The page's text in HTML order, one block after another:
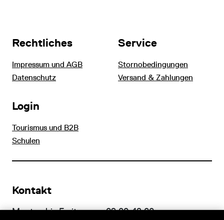
Rechtliches
Impressum und AGB
Datenschutz
Service
Stornobedingungen
Versand & Zahlungen
Login
Tourismus und B2B
Schulen
Kontakt
Montag bis Freitag von 09:00–18:00